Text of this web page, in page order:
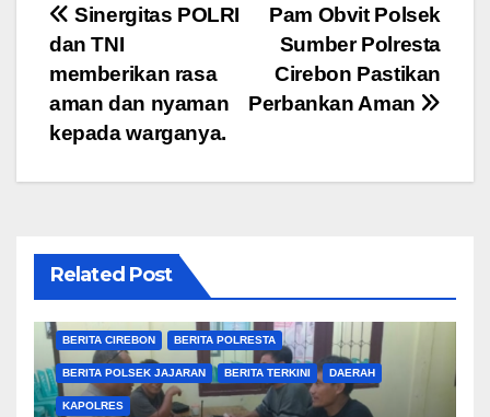
Navigasi
pos
Pam Obvit Polsek
Sumber Polresta
Cirebon Pastikan
Perbankan Aman
Sinergitas POLRI
dan TNI
memberikan rasa
aman dan nyaman
kepada warganya.
Related Post
BERITA CIREBON BERITA POLRESTA
BERITA POLSEK JAJARAN BERITA TERKINI DAERAH
KAPOLRES